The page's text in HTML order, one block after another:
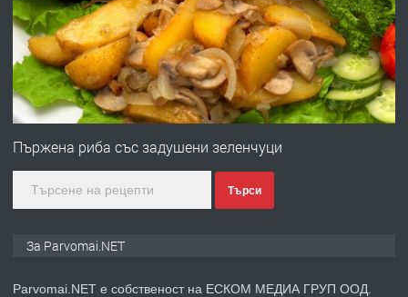
преди 1 година
ПРЕДЛАГА
Първи поход "По стъпките на Ангел
Пържена риба със задушени зеленчуци
Търси
За Parvomai.NET
Parvomai.NET е собственост на ЕСКОМ МЕДИА ГРУП ООД.